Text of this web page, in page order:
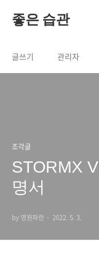
좋은 습관
글쓰기 관리자
조각글
STORMX
명서
by 영원파란 2022. 5. 3.